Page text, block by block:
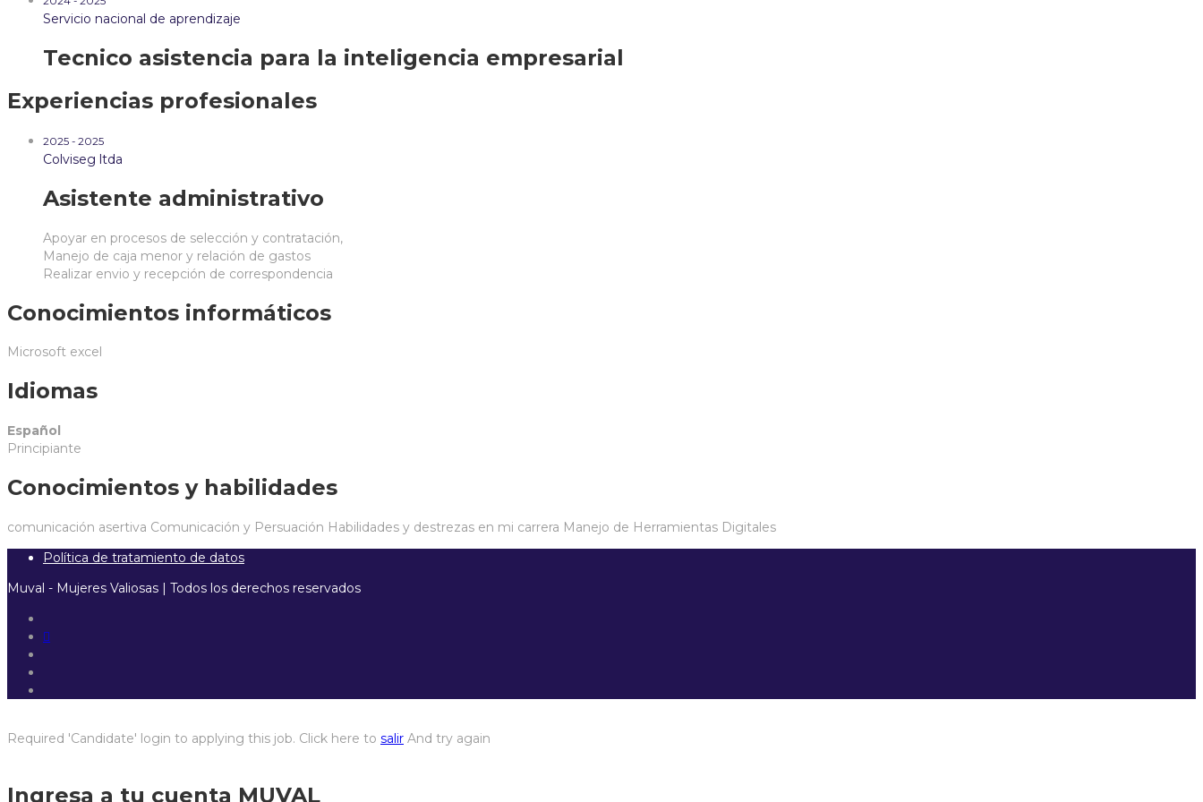
Servicio nacional de aprendizaje
Tecnico asistencia para la inteligencia empresarial
Experiencias profesionales
2025 - 2025
Colviseg ltda
Asistente administrativo
Apoyar en procesos de selección y contratación,
Manejo de caja menor y relación de gastos
Realizar envio y recepción de correspondencia
Conocimientos informáticos
Microsoft excel
Idiomas
Español
Principiante
Conocimientos y habilidades
comunicación asertiva Comunicación y Persuación Habilidades y destrezas en mi carrera Manejo de Herramientas Digitales
Política de tratamiento de datos
Muval - Mujeres Valiosas | Todos los derechos reservados
Required 'Candidate' login to applying this job. Click here to salir And try again
Ingresa a tu cuenta MUVAL